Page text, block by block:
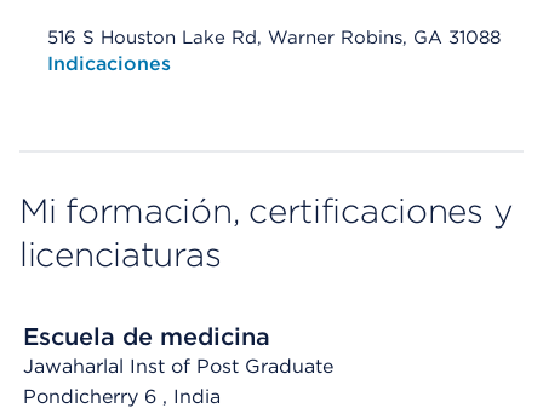
516 S Houston Lake Rd, Warner Robins, GA 31088
Opens native map application on mobile devices
Indicaciones
Mi formación, certificaciones y
licenciaturas
Escuela de medicina
Jawaharlal Inst of Post Graduate
Pondicherry 6 , India